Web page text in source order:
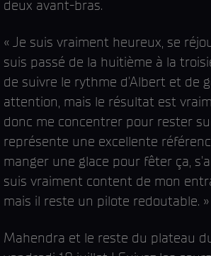
deux avant-bras.
« Je suis vraiment heureux, se
suis passé de la huitième à la
de suivre le rythme d'Albert et de
attention, mais le résultat est
donc me concentrer pour rester
représente une excellente
manger une glace pour fêter ça,
suis vraiment content de mon
mais il reste un pilote redoutable. »
Mahendra et le reste du plateau